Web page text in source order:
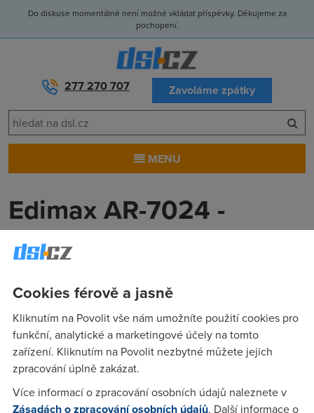
Do diskuse momentálně není možné vkládat příspěvky. Děkujeme za
pochopení.
277 270 707 Zavoláme zpátky
MENU
Edimax AR-7024 -
nastavení active u DC++
Zdravím! Vlastním tenhle modem fungující jako
Router/ADSL/Switch a jsem bezradný, neboť neumím
nastavit active. Kdes jsem četl, že u klasického modemu je
nutné nastavit NAT, u routeru pak virtual server. Tak co si
mám vybrat? Prosím o radu..
Cookies férově a jasně
Kliknutím na Povolit vše nám umožníte použití cookies pro
funkční, analytické a marketingové účely na tomto
zařízení. Kliknutím na Povolit nezbytné můžete jejich
zpracování úplně zakázat.
Více informací o zpracování osobních údajů naleznete v
Zásadách o zpracování osobních údajů. Další informace o